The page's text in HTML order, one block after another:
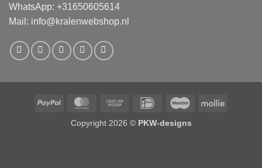
WhatsApp: +31650605614
Mail: info@kralenwebshop.nl
PayPal MasterCardCash
Pickup
IDeal Maestro Mollie
Copyright 2026 © PKW-designs